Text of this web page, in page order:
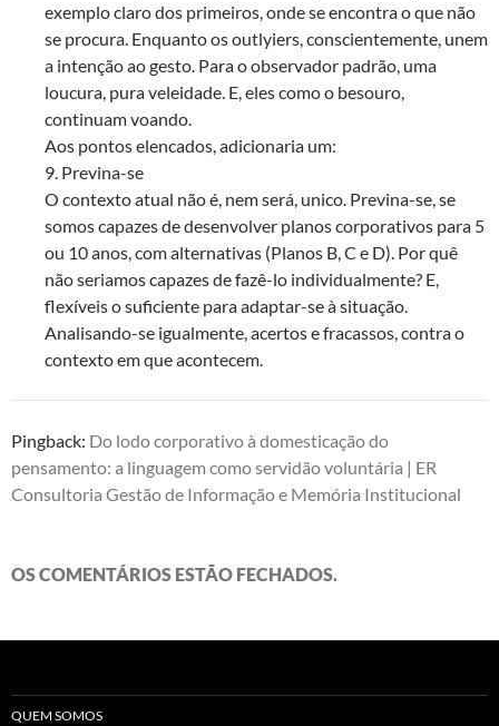
exemplo claro dos primeiros, onde se encontra o que não
se procura. Enquanto os outlyiers, conscientemente, unem
a intenção ao gesto. Para o observador padrão, uma
loucura, pura veleidade. E, eles como o besouro,
continuam voando.
Aos pontos elencados, adicionaria um:
9. Previna-se
O contexto atual não é, nem será, unico. Previna-se, se
somos capazes de desenvolver planos corporativos para 5
ou 10 anos, com alternativas (Planos B, C e D). Por quê
não seriamos capazes de fazê-lo individualmente? E,
flexíveis o suficiente para adaptar-se à situação.
Analisando-se igualmente, acertos e fracassos, contra o
contexto em que acontecem.
Pingback: Do lodo corporativo à domesticação do
pensamento: a linguagem como servidão voluntária | ER
Consultoria Gestão de Informação e Memória Institucional
OS COMENTÁRIOS ESTÃO FECHADOS.
QUEM SOMOS